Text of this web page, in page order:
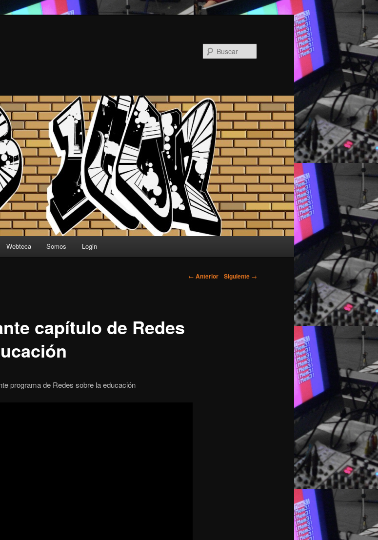
Webteca Somos Login
Navegador de
← Anterior Siguiente →
capítulo de Redes
programa de Redes sobre la educación